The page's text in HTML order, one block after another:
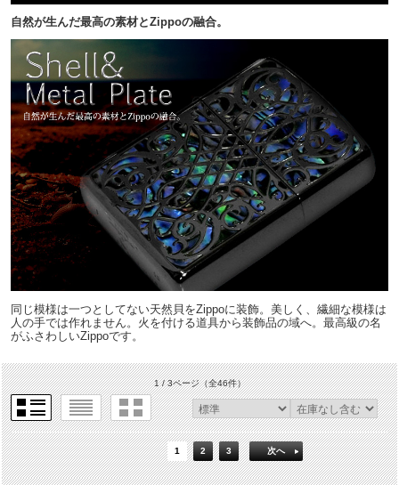
自然が生んだ最高の素材とZippoの融合。
同じ模様は一つとしてない天然貝をZippoに装飾。美しく、繊細な模様は
人の手では作れません。火を付ける道具から装飾品の域へ。最高級の名
がふさわしいZippoです。
1 / 3ページ（全46件）
1 2 3 次へ